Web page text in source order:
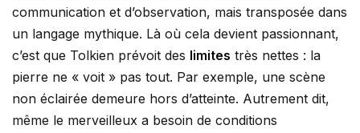
communication et d’observation, mais transposée dans
un langage mythique. Là où cela devient passionnant,
c’est que Tolkien prévoit des limites très nettes : la
pierre ne « voit » pas tout. Par exemple, une scène
non éclairée demeure hors d’atteinte. Autrement dit,
même le merveilleux a besoin de conditions